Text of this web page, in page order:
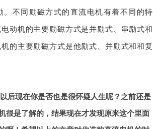
。不同励磁方式的直流电机有着不同的特
动机的主要励磁方式是并励式、串励式和
的主要励磁方式是他励式、并励式和和复
后现在你是否也是很怀疑人生呢？之前还是
很是了解的，结果现在才发现原来这个里面